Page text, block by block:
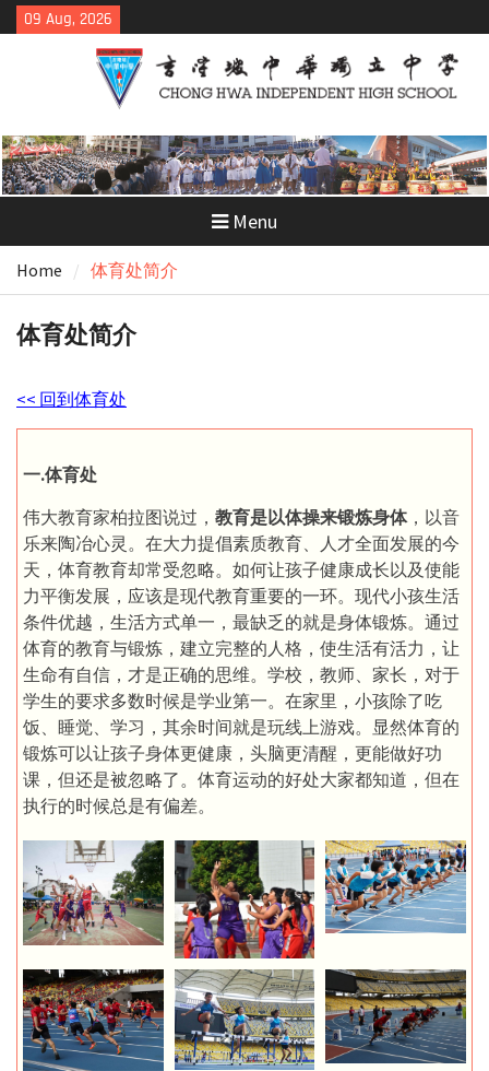
Skip
to
09 Aug, 2026
Menu
Home 体育处简介
体育处简介
<< 回到体育处
一.体育处
伟大教育家柏拉图说过， 教育是以体操来锻炼身体，以音
乐来陶冶心灵。在大力提倡素质教育、人才全面发展的今
天，体育教育却常受忽略。如何让孩子健康成长以及使能
力平衡发展，应该是现代教育重要的一环。现代小孩生活
条件优越，生活方式单一，最缺乏的就是身体锻炼。通过
体育的教育与锻炼，建立完整的人格，使生活有活力，让
生命有自信，才是正确的思维。学校，教师、家长，对于
学生的要求多数时候是学业第一。在家里，小孩除了吃
饭、睡觉、学习，其余时间就是玩线上游戏。显然体育的
锻炼可以让孩子身体更健康，头脑更清醒，更能做好功
课，但还是被忽略了。体育运动的好处大家都知道，但在
执行的时候总是有偏差。